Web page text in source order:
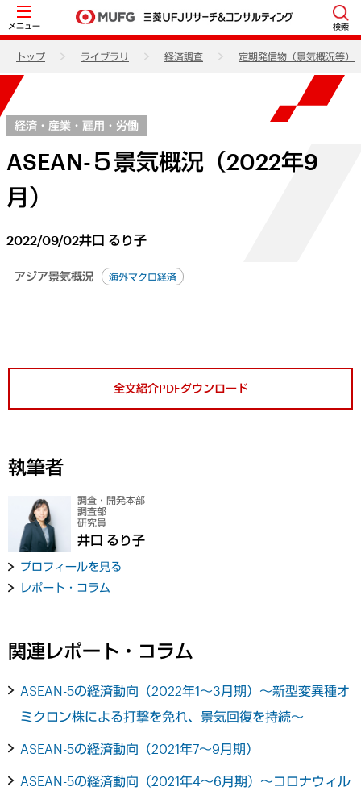
メニュー 検索
トップ ライブラリ 経済調査 定期発信物（景気概況等）
経済・産業・雇用・労働
ASEAN-５景気概況（2022年9
月）
2022/09/02井口 るり子
アジア景気概況 海外マクロ経済
全文紹介PDFダウンロード
執筆者
調査・開発本部
調査部
研究員
井口 るり子
プロフィールを見る
レポート・コラム
関連レポート・コラム
ASEAN-5の経済動向（2022年1～3月期）～新型変異種オ
ミクロン株による打撃を免れ、景気回復を持続～
ASEAN-5の経済動向（2021年7～9月期）
ASEAN-5の経済動向（2021年4～6月期）～コロナウィル